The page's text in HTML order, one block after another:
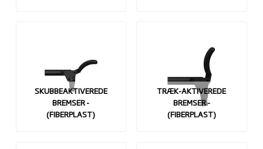
SKUBBEAKTIVEREDE
BREMSER -
(FIBERPLAST)
TRÆK-AKTIVEREDE
BREMSER -
(FIBERPLAST)